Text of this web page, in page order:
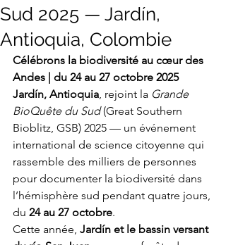
Sud 2025 — Jardín,
Antioquia, Colombie
Célébrons la biodiversité au cœur des
Andes | du 24 au 27 octobre 2025
Jardín, Antioquia, rejoint la Grande
BioQuête du Sud (Great Southern
Bioblitz, GSB) 2025 — un événement
international de science citoyenne qui
rassemble des milliers de personnes
pour documenter la biodiversité dans
l’hémisphère sud pendant quatre jours,
du 24 au 27 octobre.
Cette année, Jardín et le bassin versant